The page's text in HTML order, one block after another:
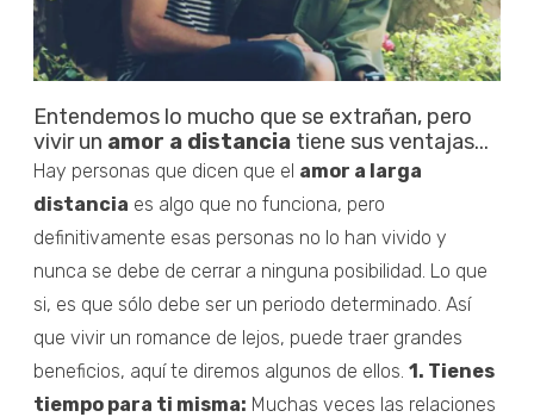
Entendemos lo mucho que se extrañan, pero
vivir un amor a distancia tiene sus ventajas...
Hay personas que dicen que el amor a larga
distancia es algo que no funciona, pero
definitivamente esas personas no lo han vivido y
nunca se debe de cerrar a ninguna posibilidad. Lo que
si, es que sólo debe ser un periodo determinado. Así
que vivir un romance de lejos, puede traer grandes
beneficios, aquí te diremos algunos de ellos. 1. Tienes
tiempo para ti misma: Muchas veces las relaciones